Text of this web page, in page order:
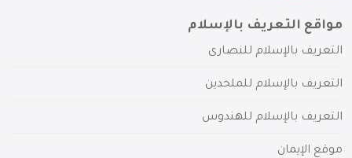
مواقع التعريف بالإسلام
التعريف بالإسلام للنصارى
التعريف بالإسلام للملحدين
التعريف بالإسلام للهندوس
موقع الإيمان